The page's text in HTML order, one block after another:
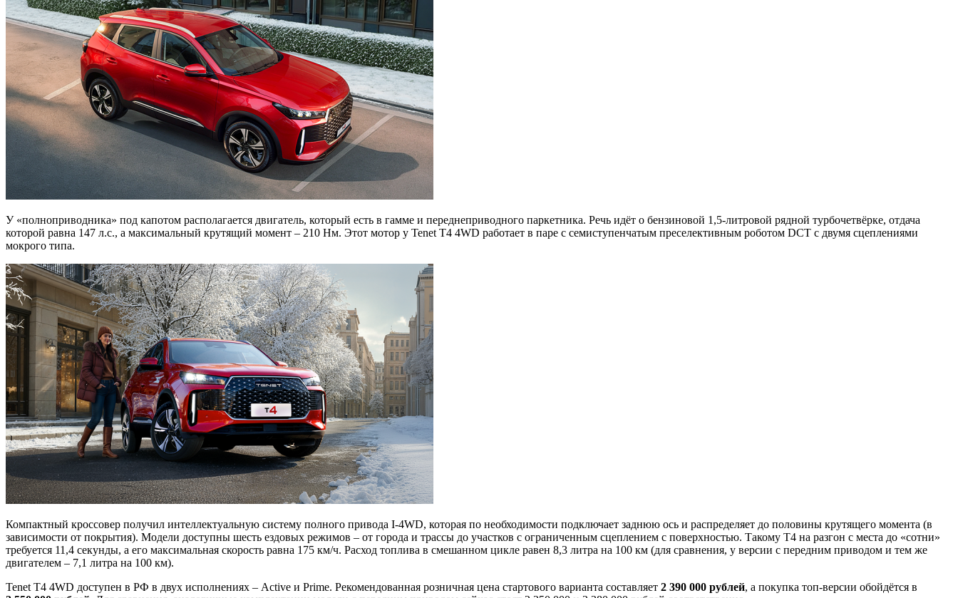
У «полноприводника» под капотом располагается двигатель, который есть в гамме и переднеприводного паркетника. Речь идёт о бензиновой 1,5-литровой рядной турбочетвёрке, отдача
которой равна 147 л.с., а максимальный крутящий момент – 210 Нм. Этот мотор у Tenet T4 4WD работает в паре с семиступенчатым преселективным роботом DCT c двумя сцеплениями
мокрого типа.
Компактный кроссовер получил интеллектуальную систему полного привода I-4WD, которая по необходимости подключает заднюю ось и распределяет до половины крутящего момента (в
зависимости от покрытия). Модели доступны шесть ездовых режимов – от города и трассы до участков с ограниченным сцеплением с поверхностью. Такому T4 на разгон с места до «сотни»
требуется 11,4 секунды, а его максимальная скорость равна 175 км/ч. Расход топлива в смешанном цикле равен 8,3 литра на 100 км (для сравнения, у версии с передним приводом и тем же
двигателем – 7,1 литра на 100 км).
Tenet T4 4WD доступен в РФ в двух исполнениях – Active и Prime. Рекомендованная розничная цена стартового варианта составляет 2 390 000 рублей, а покупка топ-версии обойдётся в